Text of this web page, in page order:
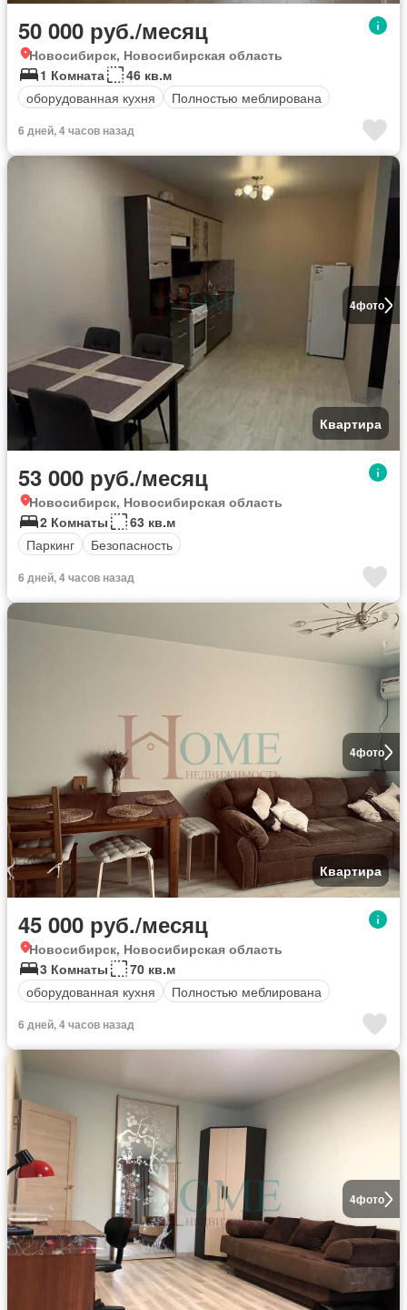
50 000 руб./месяц
Новосибирск, Новосибирская область
1 Комната
46 кв.м
оборудованная кухня
Полностью меблирована
6 дней, 4 часов назад
4фото
Квартира
53 000 руб./месяц
Новосибирск, Новосибирская область
2 Комнаты
63 кв.м
Паркинг
Безопасность
6 дней, 4 часов назад
4фото
Квартира
45 000 руб./месяц
Новосибирск, Новосибирская область
3 Комнаты
70 кв.м
оборудованная кухня
Полностью меблирована
6 дней, 4 часов назад
4фото